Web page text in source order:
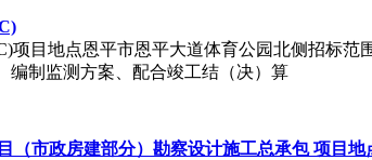
项目地点恩平市恩平大道体育公园北侧招标
编制监测方案、配合竣工结（决）算
（市政房建部分）勘察设计施工总承包 项目